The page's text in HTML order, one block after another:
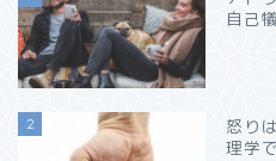
自己
2 怒り
理学